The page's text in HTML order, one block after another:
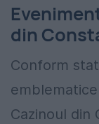
din
Conform
Cazinoul din